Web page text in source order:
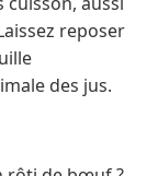
reposer
des jus.